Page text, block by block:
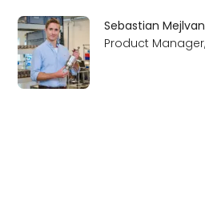
Sebastian
Product